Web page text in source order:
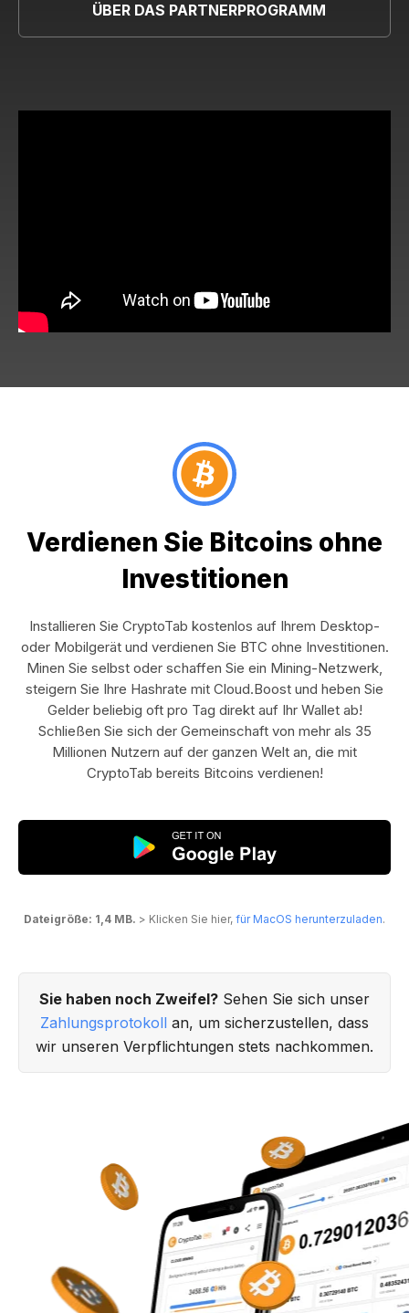
ÜBER DAS PARTNERPROGRAMM
Verdienen Sie Bitcoins ohne
Investitionen
Installieren Sie CryptoTab kostenlos auf Ihrem Desktop-
oder Mobilgerät und verdienen Sie BTC ohne Investitionen.
Minen Sie selbst oder schaffen Sie ein Mining-Netzwerk,
steigern Sie Ihre Hashrate mit Cloud.Boost und heben Sie
Gelder beliebig oft pro Tag direkt auf Ihr Wallet ab!
Schließen Sie sich der Gemeinschaft von mehr als 35
Millionen Nutzern auf der ganzen Welt an, die mit
CryptoTab bereits Bitcoins verdienen!
Dateigröße: 1,4 MB. > Klicken Sie hier, für MacOS herunterzuladen.
Sie haben noch Zweifel? Sehen Sie sich unser
Zahlungsprotokoll an, um sicherzustellen, dass
wir unseren Verpflichtungen stets nachkommen.